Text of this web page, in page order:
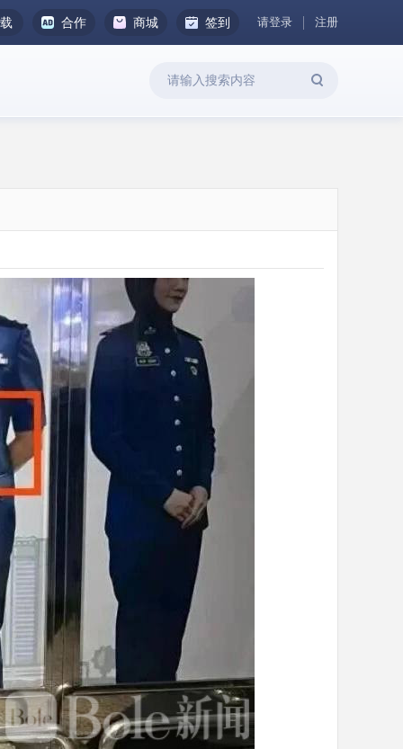
合作 商城 签到 请登录 注册